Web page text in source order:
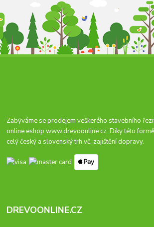
Zabýváme se prodejem veškerého stavebního
online eshopwww.drevoonline.cz. Díky této
celý český a slovenský trh vč. zajištění dopravy.
DREVOONLINE.CZ